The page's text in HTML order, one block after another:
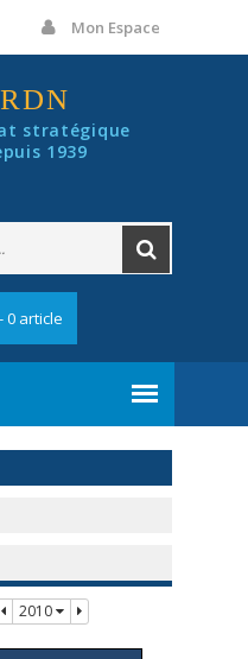
Mon Espace
RDN
stratégique
1939
- 0 article
2010